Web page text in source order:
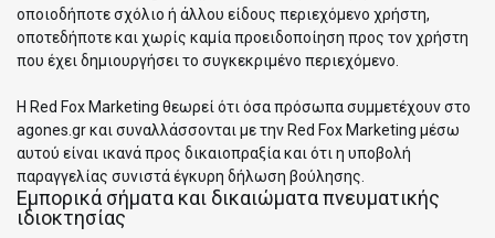
οποιοδήποτε σχόλιο ή άλλου είδους περιεχόμενο χρήστη,
οποτεδήποτε και χωρίς καμία προειδοποίηση προς τον χρήστη
που έχει δημιουργήσει το συγκεκριμένο περιεχόμενο.
Η Red Fox Marketing θεωρεί ότι όσα πρόσωπα συμμετέχουν στο
agones.gr και συναλλάσσονται με την Red Fox Marketing μέσω
αυτού είναι ικανά προς δικαιοπραξία και ότι η υποβολή
παραγγελίας συνιστά έγκυρη δήλωση βούλησης.
Εμπορικά σήματα και δικαιώματα πνευματικής
ιδιοκτησίας